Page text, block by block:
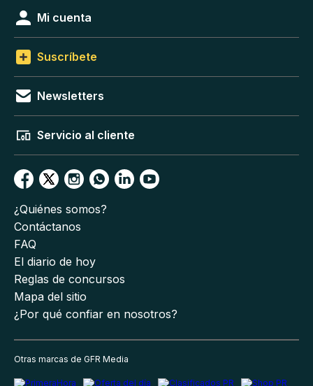
Mi cuenta
Suscríbete
Newsletters
Servicio al cliente
¿Quiénes somos?
Contáctanos
FAQ
El diario de hoy
Reglas de concursos
Mapa del sitio
¿Por qué confiar en nosotros?
Otras marcas de GFR Media